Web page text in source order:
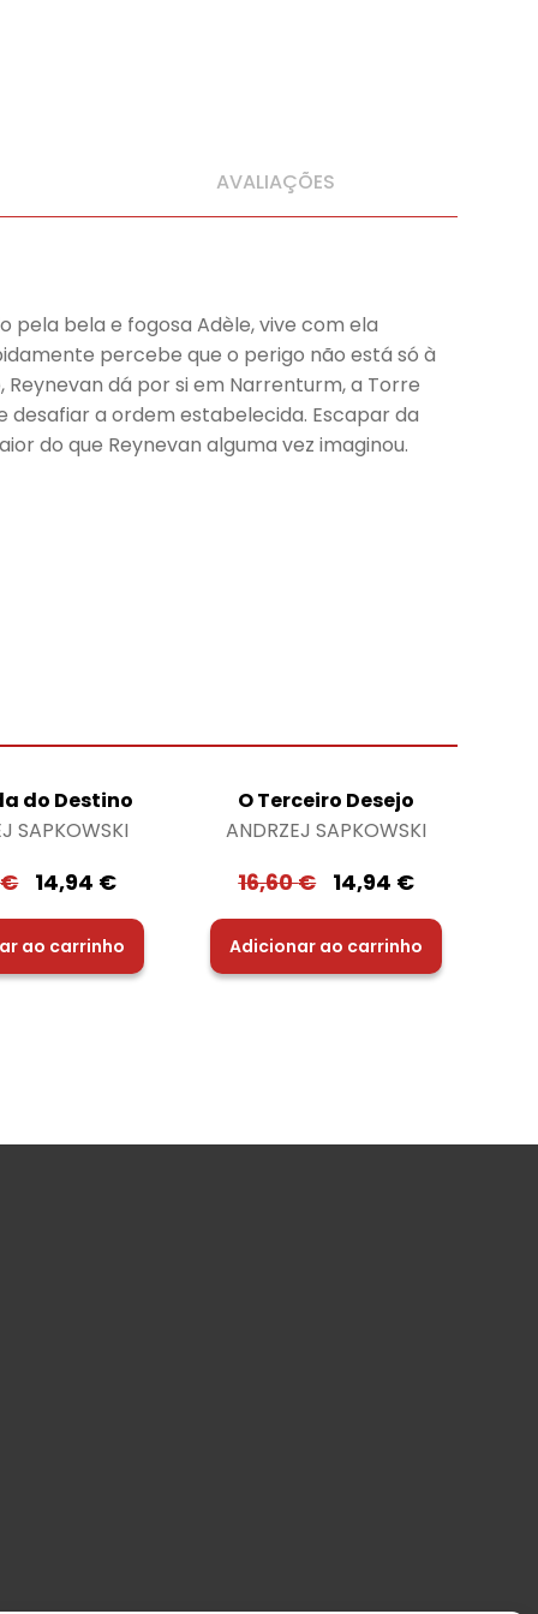
AVALIAÇÕES
pela bela e fogosa Adèle, vive com ela
percebe que o perigo não está só à
dá por si em Narrenturm, a Torre
desafiar a ordem estabelecida. Escapar da
do que Reynevan alguma vez imaginou.
do Destino
SAPKOWSKI
€ 14,94 €
ao carrinho
O Terceiro Desejo
ANDRZEJ SAPKOWSKI
16,60€ 14,94 €
Adicionar ao carrinho